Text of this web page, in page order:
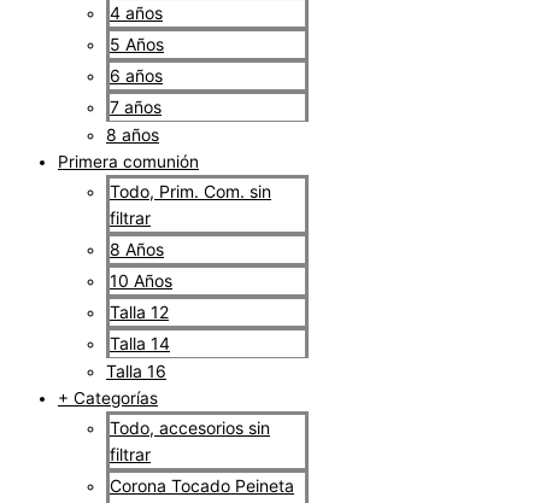
4 años
5 Años
6 años
7 años
8 años
Primera comunión
Todo, Prim. Com. sin
filtrar
8 Años
10 Años
Talla 12
Talla 14
Talla 16
+ Categorías
Todo, accesorios sin
filtrar
Corona Tocado Peineta